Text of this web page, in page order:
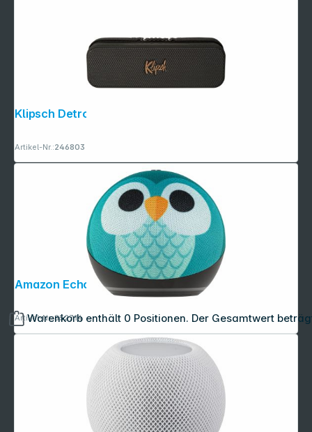
Warenkorb enthält 0 Positionen. Der Gesamtwert
Klipsch Detroit
Artikel-Nr.:246803
Amazon Echo Dot 5 Eulen Design
Artikel-Nr.:852714